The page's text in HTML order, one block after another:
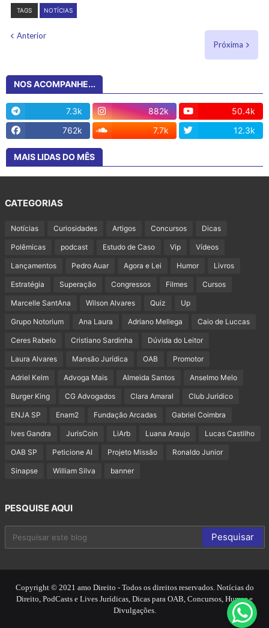
TAGS NOTÍCIAS
Anterior
Próxima
NOS ACOMPANHE...
7.3k 882k
50.4k
762k
7.7k 12.3k
MAIS LIDAS DO MÊS
CATEGORIAS
Notícias Curiosidades Artigos Concursos Dicas
Polêmicas podcast Estudo de Caso Vip Vídeos
Lançamentos Pedro Auar Agora e Lei Humor Livros
Estratégia Superação Congressos Filmes Cursos
Marcelle SantAna Wilson Alvares Quiz Up
Grupo Notorium Ana Laura Adriano Mellega Caio de Luccas
Ceres Rabelo Cristiano Sardinha Dúvida do Leitor
Laura Alvares Mansão Jurídica OAB Promotor
Adriel Kelm Advoga Mais Almeida Santos Anselmo Melo
Burger King CG Advogados Clara Amaral Club Juridico
ENJA SP Enam2 Fundação Arcadas Gabriel Coimbra
Ives Gandra JurisCoin LiArb Luana Araujo Lucas Castilho
OAB SP Peticione AI Projeto Missão Ronaldo Junior
Sinapse William Silva banner
PESQUISE AQUI
Copyright © 2021 amo Direito - Todos os direitos reservados. Notícias do
Direito, PodCasts e Lives Jurídicas, Dicas para OAB, Concursos, Humor e
Divulgações.